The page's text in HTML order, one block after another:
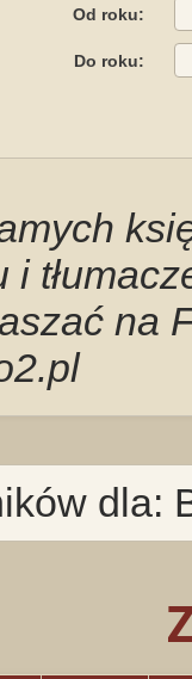
Od roku:
Do roku:
na
dla: